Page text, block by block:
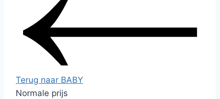
Terug naar BABY
Normale prijs